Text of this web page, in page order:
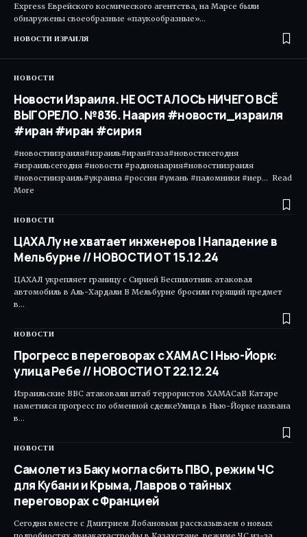
Express Еврейского космического агентства, на Марсе были
обнаружены своеобразные «паукообразные»…
НОВОСТИ ИЗРАИЛЯ
НОВОСТИ
Новости Израиля. НЕ ОСТАЛОСЬ НИЧЕГО ВСЁ
ВЫГОРЕЛО. №836. Наария #новости_израиля
#иран #иран #сирия
#новостиизраиля#израиль#иран#газа#новостисегодня
#израильсегодня #новости #радионаария#новостиизраиля
#новостиизраиль#украина #россия #умань #паломники #иер... Read
More ​
НОВОСТИ
ЦАХАЛу не хватает инженеров | Нападение в
Мельбурне // НОВОСТИ ОТ 15.12.24
ЦАХАЛ укрепляет границу с Сирией Беспилотник атаковал
автомобиль в Аль-Хардали В Мельбурне бросили горящий предмет
в…
НОВОСТИ
Прогресс в переговорах c ХАМАС | Нью-Йорк:
улица Ребе // НОВОСТИ ОТ 22.12.24
Израильские ВВС атаковали штаб террористов ХАМАСаВ Катаре
наметился прогресс по обменной сделкеУлица в Нью-Йорке названа
в…
НОВОСТИ
Самолет из Баку могла сбить ПВО, режим ЧС
для Кубани и Крыма, Лавров о тайных
переговорах с Францией
Сегодня вместе с Дмитрием Лобановым рассказываем о новых